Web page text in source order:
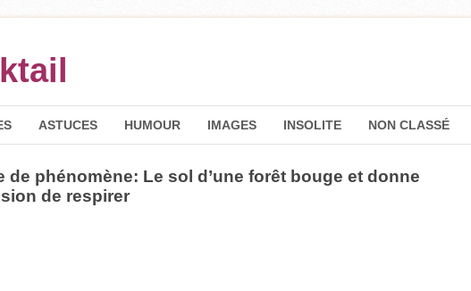
ASTUCES HUMOUR IMAGES INSOLITE NON CLASSÉ
de phénomène: Le sol d’une forêt bouge et donne
de respirer